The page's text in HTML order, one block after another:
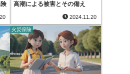
高潮による被害とその備え
2024.11.20
火災保険